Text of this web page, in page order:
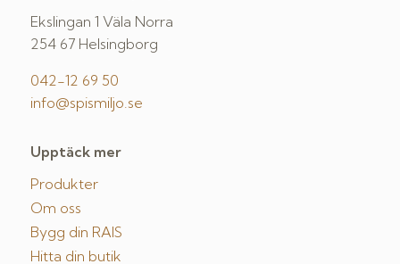
Ekslingan 1 Väla Norra
254 67 Helsingborg
042-12 69 50
info@spismiljo.se
Upptäck mer
Produkter
Om oss
Bygg din RAIS
Hitta din butik